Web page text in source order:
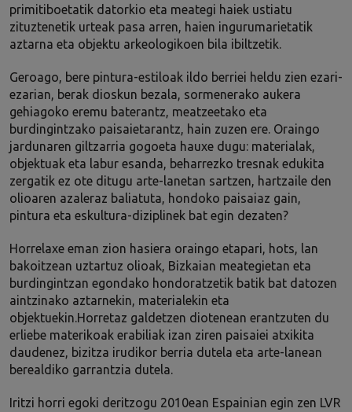
primitiboetatik datorkio eta meategi haiek ustiatu
zituztenetik urteak pasa arren, haien ingurumarietatik
aztarna eta objektu arkeologikoen bila ibiltzetik.
Geroago, bere pintura-estiloak ildo berriei heldu zien ezari-
ezarian, berak dioskun bezala, sormenerako aukera
gehiagoko eremu baterantz, meatzeetako eta
burdingintzako paisaietarantz, hain zuzen ere. Oraingo
jardunaren giltzarria gogoeta hauxe dugu: materialak,
objektuak eta labur esanda, beharrezko tresnak edukita
zergatik ez ote ditugu arte-lanetan sartzen, hartzaile den
olioaren azaleraz baliatuta, hondoko paisaiaz gain,
pintura eta eskultura-diziplinek bat egin dezaten?
Horrelaxe eman zion hasiera oraingo etapari, hots, lan
bakoitzean uztartuz olioak, Bizkaian meategietan eta
burdingintzan egondako hondoratzetik batik bat datozen
aintzinako aztarnekin, materialekin eta
objektuekin.Horretaz galdetzen diotenean erantzuten du
erliebe materikoak erabiliak izan ziren paisaiei atxikita
daudenez, bizitza irudikor berria dutela eta arte-lanean
berealdiko garrantzia dutela.
Iritzi horri egoki deritzogu 2010ean Espainian egin zen LVR